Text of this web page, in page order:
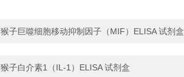
猴子巨噬细胞移动抑制因子（MIF）ELISA 试剂盒
猴子白介素1（IL-1）ELISA 试剂盒